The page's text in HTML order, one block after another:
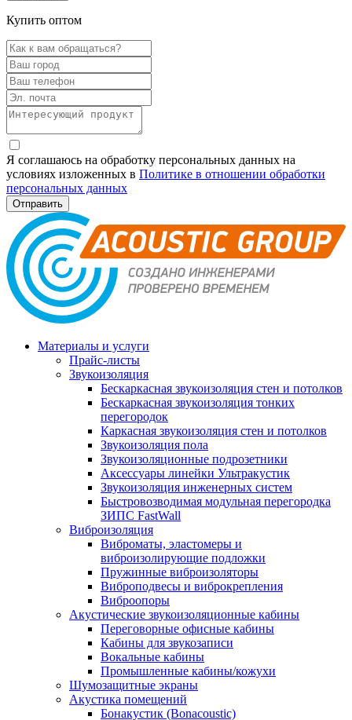
Купить оптом
Я соглашаюсь на обработку персональных данных на
условиях изложенных в Политике в отношении обработки
персональных данных
Материалы и услуги
Прайс-листы
Звукоизоляция
Бескаркасная звукоизоляция стен и потолков
Бескаркасная звукоизоляция тонких
перегородок
Каркасная звукоизоляция стен и потолков
Звукоизоляция пола
Звукоизоляционные подрозетники
Аксессуары линейки Ультракустик
Звукоизоляция инженерных систем
Быстровозводимая модульная перегородка
ЗИПС FastWall
Виброизоляция
Виброматы, эластомеры и
виброизолирующие подложки
Пружинные виброизоляторы
Виброподвесы и виброкрепления
Виброопоры
Акустические звукоизоляционные кабины
Переговорные офисные кабины
Кабины для звукозаписи
Вокальные кабины
Промышленные кабины/кожухи
Шумозащитные экраны
Акустика помещений
Бонакустик (Bonacoustic)